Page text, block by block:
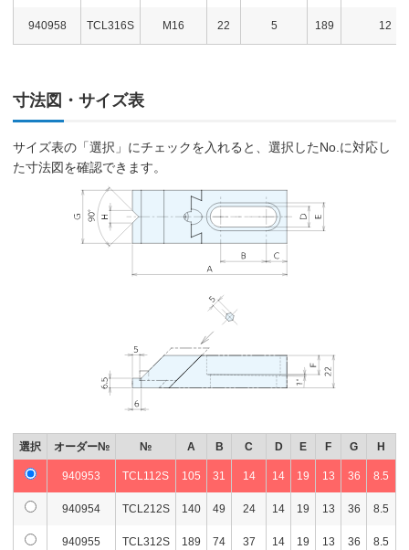
940958 TCL316S M16 22 5 189 12
寸法図・サイズ表
サイズ表の「選択」にチェックを入れると、選択したNo.に対応し
た寸法図を確認できます。
選択 オーダー№ № A B C D E F G H
940953 TCL112S 105 31 14 14 19 13 36 8.5
940954 TCL212S 140 49 24 14 19 13 36 8.5
940955 TCL312S 189 74 37 14 19 13 36 8.5